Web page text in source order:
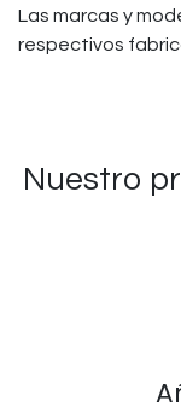
Las marcas y
respectivos
Nuestro